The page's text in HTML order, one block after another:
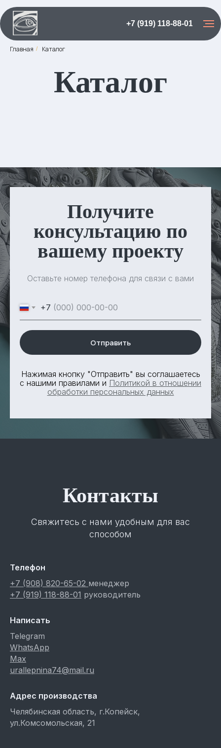
+7 (919) 118-88-01
Главная / Каталог
Каталог
Получите
консультацию по
вашему проекту
Оставьте номер телефона для связи с вами
+7
Отправить
Нажимая кнопку "Отправить" вы соглашаетесь
с нашими правилами и Политикой в отношении
обработки персональных данных
Контакты
Свяжитесь с нами удобным для вас
способом
Телефон
+7 (908) 820-65-02 менеджер
+7 (919) 118-88-01 руководитель
Написать
Telegram
WhatsApp
Max
urallepnina74@mail.ru
Адрес производства
Челябинская область, г.Копейск,
ул.Комсомольская, 21